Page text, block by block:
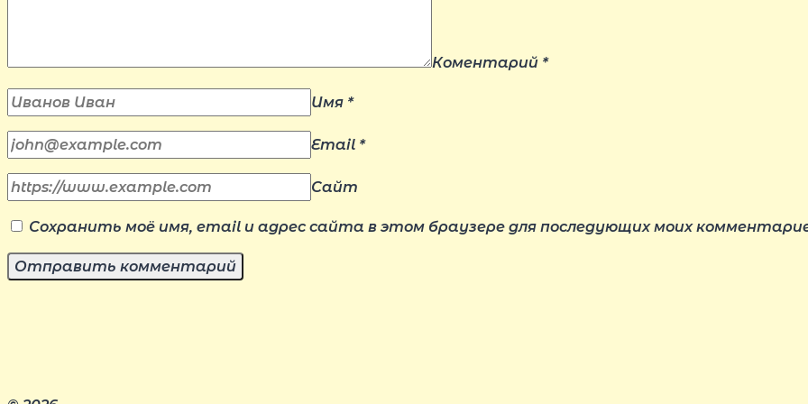
Коментарий *
Имя *
Email *
Сайт
Сохранить моё имя, email и адрес сайта в этом браузере для последующих моих